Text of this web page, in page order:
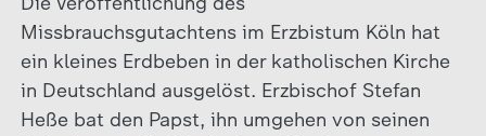
Missbrauchsgutachtens im Erzbistum Köln hat
ein kleines Erdbeben in der katholischen Kirche
in Deutschland ausgelöst. Erzbischof Stefan
Heße bat den Papst, ihn umgehen von seinen